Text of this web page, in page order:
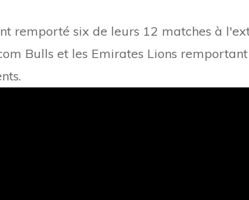
remporté six de leurs 12 matches à
Bulls et les Emirates Lions